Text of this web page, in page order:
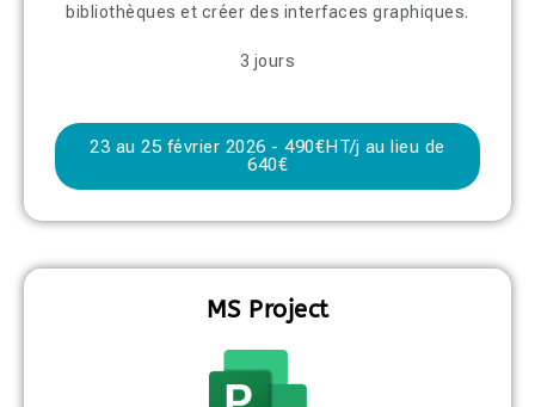
bibliothèques et créer des interfaces graphiques.
3 jours
23 au 25 février 2026 - 490€HT/j au lieu de
640€
MS Project